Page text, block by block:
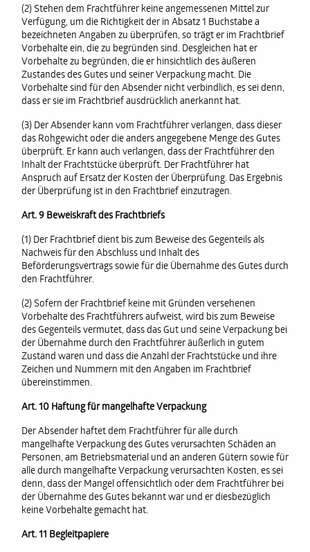
(2) Stehen dem Frachtführer keine angemessenen Mittel zur
Verfügung, um die Richtigkeit der in Absatz 1 Buchstabe a
bezeichneten Angaben zu überprüfen, so trägt er im Frachtbrief
Vorbehalte ein, die zu begründen sind. Desgleichen hat er
Vorbehalte zu begründen, die er hinsichtlich des äußeren
Zustandes des Gutes und seiner Verpackung macht. Die
Vorbehalte sind für den Absender nicht verbindlich, es sei denn,
dass er sie im Frachtbrief ausdrücklich anerkannt hat.
(3) Der Absender kann vom Frachtführer verlangen, dass dieser
das Rohgewicht oder die anders angegebene Menge des Gutes
überprüft. Er kann auch verlangen, dass der Frachtführer den
Inhalt der Frachtstücke überprüft. Der Frachtführer hat
Anspruch auf Ersatz der Kosten der Überprüfung. Das Ergebnis
der Überprüfung ist in den Frachtbrief einzutragen.
Art. 9 Beweiskraft des Frachtbriefs
(1) Der Frachtbrief dient bis zum Beweise des Gegenteils als
Nachweis für den Abschluss und Inhalt des
Beförderungsvertrags sowie für die Übernahme des Gutes durch
den Frachtführer.
(2) Sofern der Frachtbrief keine mit Gründen versehenen
Vorbehalte des Frachtführers aufweist, wird bis zum Beweise
des Gegenteils vermutet, dass das Gut und seine Verpackung bei
der Übernahme durch den Frachtführer äußerlich in gutem
Zustand waren und dass die Anzahl der Frachtstücke und ihre
Zeichen und Nummern mit den Angaben im Frachtbrief
übereinstimmen.
Art. 10 Haftung für mangelhafte Verpackung
Der Absender haftet dem Frachtführer für alle durch
mangelhafte Verpackung des Gutes verursachten Schäden an
Personen, am Betriebsmaterial und an anderen Gütern sowie für
alle durch mangelhafte Verpackung verursachten Kosten, es sei
denn, dass der Mangel offensichtlich oder dem Frachtführer bei
der Übernahme des Gutes bekannt war und er diesbezüglich
keine Vorbehalte gemacht hat.
Art. 11 Begleitpapiere